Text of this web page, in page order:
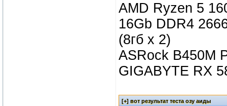
AMD Ryzen 5
16Gb DDR4
(8гб х 2)
ASRock B450M
GIGABYTE RX